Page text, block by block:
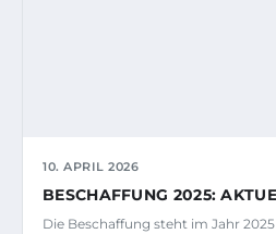
10. APRIL 2026
BESCHAFFUNG 2025:
Die Beschaffung steht im Jahr